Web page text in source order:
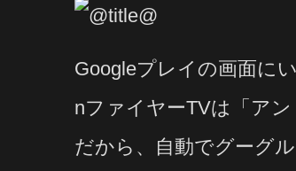
Googleプレイの画面に
nファイヤーTVは「ア
だから、自動でグーグ